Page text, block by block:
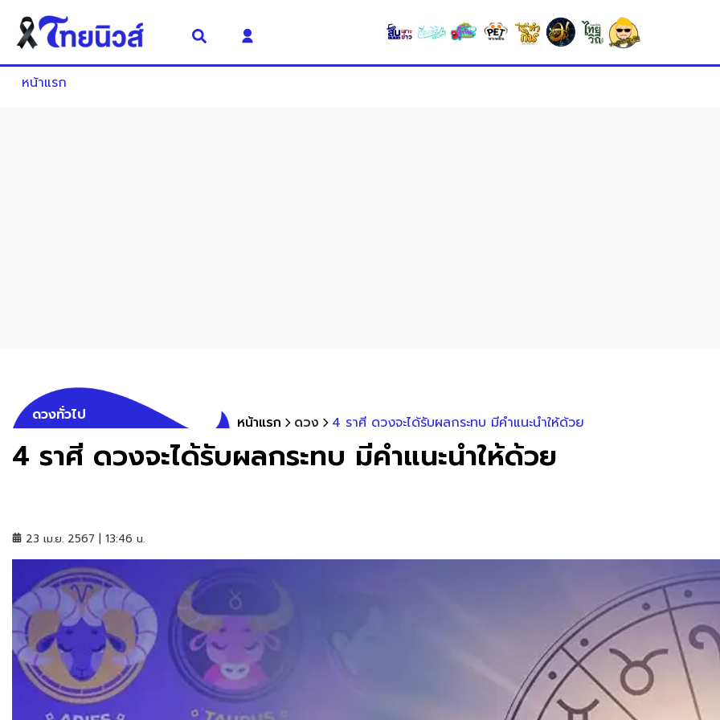
หน้าแรก
ดวงทั่วไป หน้าแรก ดวง 4 ราศี ดวงจะได้รับผลกระทบ มีคำแนะนำให้ด้วย
4 ราศี ดวงจะได้รับผลกระทบ มีคำแนะนำให้ด้วย
23 เม.ย. 2567 | 13:46 น.